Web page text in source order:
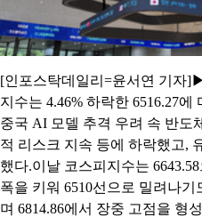
[인포스탁데일리=윤서연 기자
지수는 4.46% 하락한 6516.27
중국 AI 모델 추격 우려 속 반도
적 리스크 지속 등에 하락했고,
했다.이날 코스피지수는
폭을 키워 6510선으로 밀려나
며 6814.86에서 장중 고점을 형